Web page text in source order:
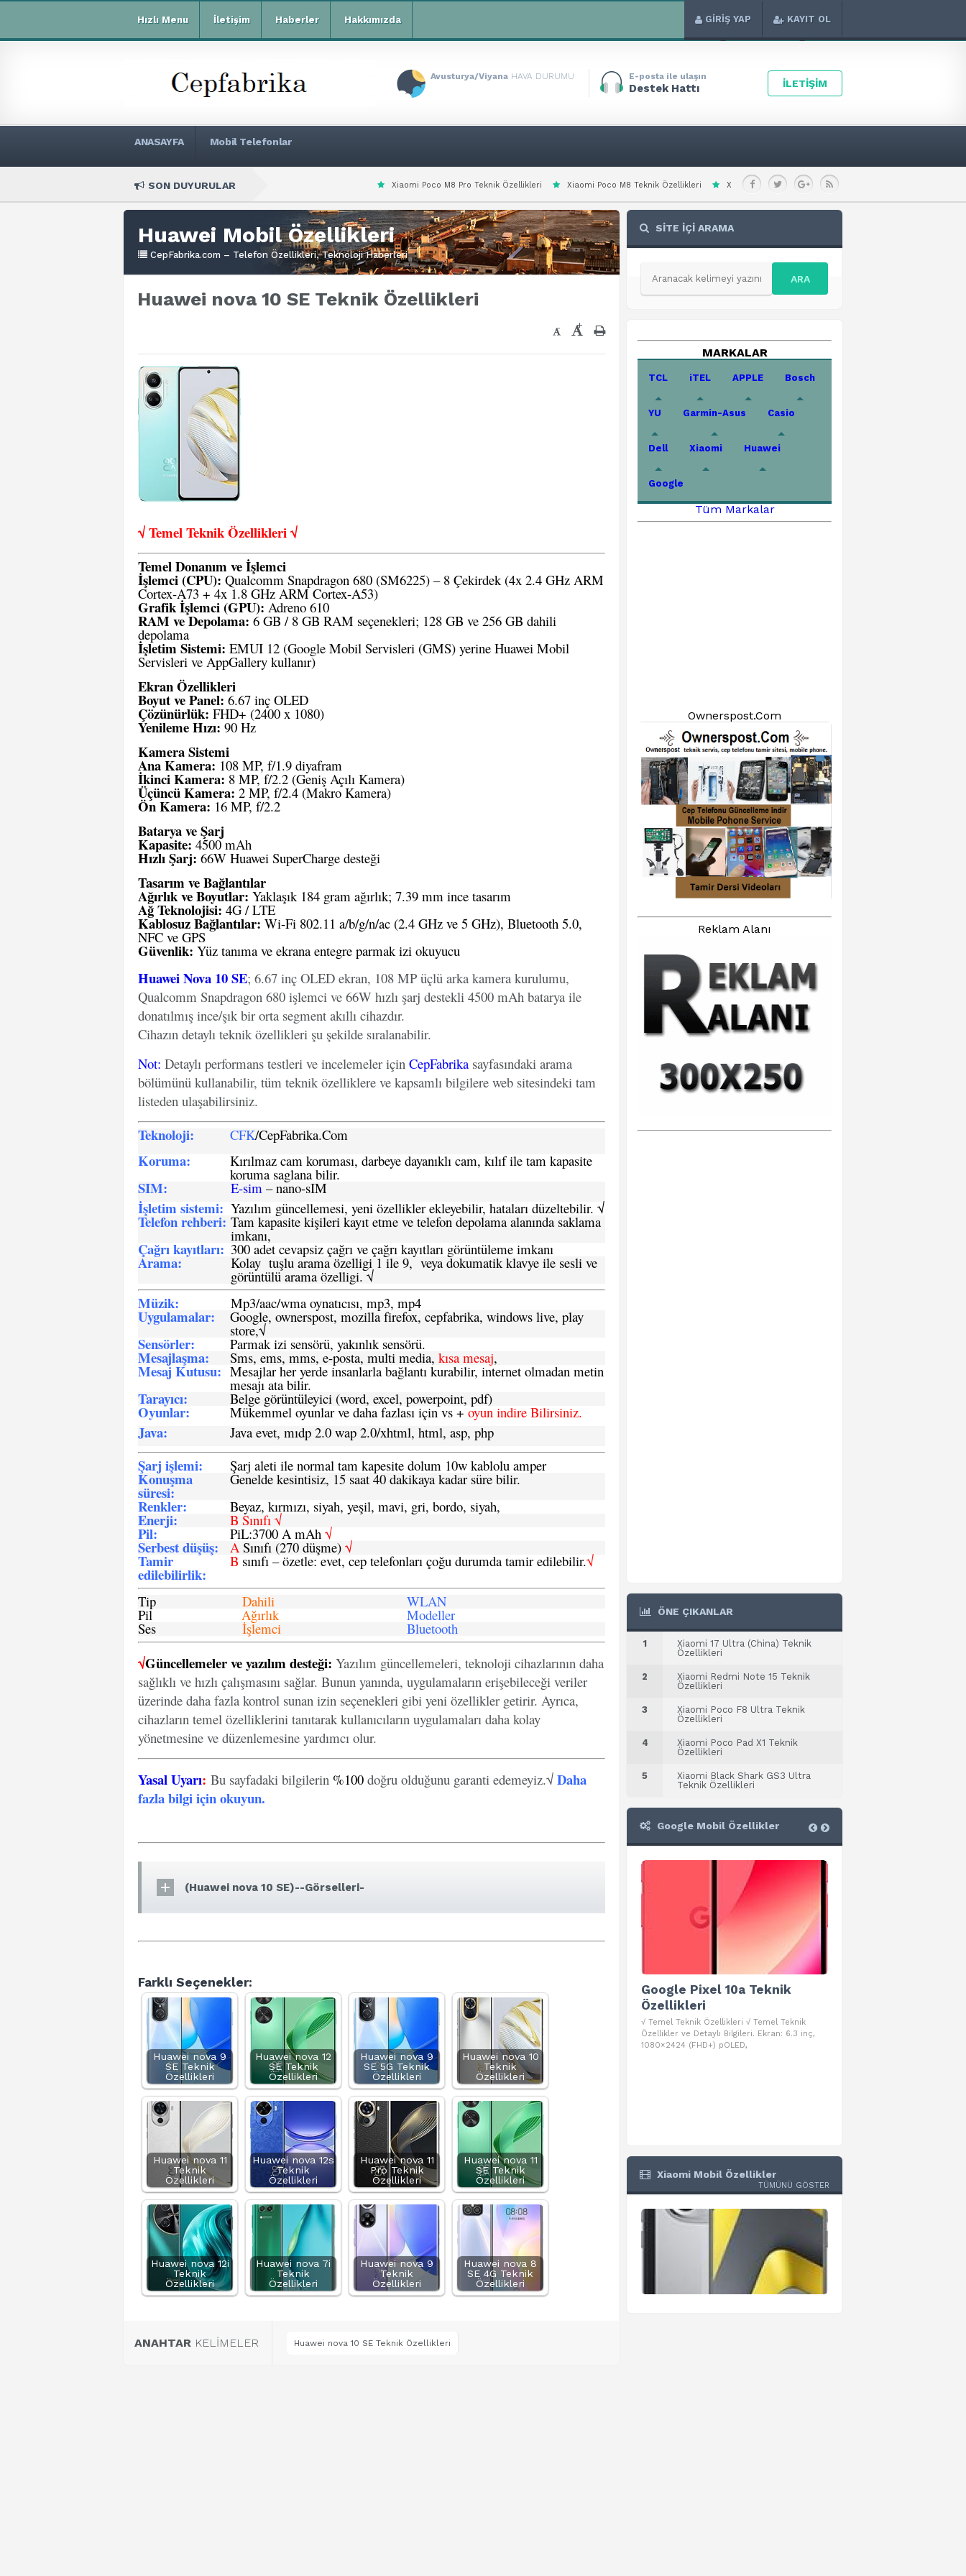
Hızlı Menu İletişim Haberler Hakkımızda GİRİŞ YAP KAYIT OL
Avusturya/Viyana HAVA DURUMU E-posta ile ulaşın
Destek Hattı İLETİŞİM
ANASAYFA Mobil Telefonlar
SON DUYURULAR Xiaomi Poco M8 Pro Teknik Özellikleri Xiaomi Poco M8 Teknik Özellikleri Xiaomi 17 Ultra (China) Teknik Özellikleri Xiaomi Redmi Note 15 Pro+
Huawei Mobil Özellikleri
CepFabrika.com – Telefon Özellikleri, Teknoloji Haberleri
Huawei nova 10 SE Teknik Özellikleri
- +
√ Temel Teknik Özellikleri √
Temel Donanım ve İşlemci
İşlemci (CPU): Qualcomm Snapdragon 680 (SM6225) – 8 Çekirdek (4x 2.4 GHz ARM
Cortex-A73 + 4x 1.8 GHz ARM Cortex-A53)
Grafik İşlemci (GPU): Adreno 610
RAM ve Depolama: 6 GB / 8 GB RAM seçenekleri; 128 GB ve 256 GB dahili
depolama
İşletim Sistemi: EMUI 12 (Google Mobil Servisleri (GMS) yerine Huawei Mobil
Servisleri ve AppGallery kullanır)
Ekran Özellikleri
Boyut ve Panel: 6.67 inç OLED
Çözünürlük: FHD+ (2400 x 1080)
Yenileme Hızı: 90 Hz
Kamera Sistemi
Ana Kamera: 108 MP, f/1.9 diyafram
İkinci Kamera: 8 MP, f/2.2 (Geniş Açılı Kamera)
Üçüncü Kamera: 2 MP, f/2.4 (Makro Kamera)
Ön Kamera: 16 MP, f/2.2
Batarya ve Şarj
Kapasite: 4500 mAh
Hızlı Şarj: 66W Huawei SuperCharge desteği
Tasarım ve Bağlantılar
Ağırlık ve Boyutlar: Yaklaşık 184 gram ağırlık; 7.39 mm ince tasarım
Ağ Teknolojisi: 4G / LTE
Kablosuz Bağlantılar: Wi-Fi 802.11 a/b/g/n/ac (2.4 GHz ve 5 GHz), Bluetooth 5.0,
NFC ve GPS
Güvenlik: Yüz tanıma ve ekrana entegre parmak izi okuyucu
Huawei Nova 10 SE; 6.67 inç OLED ekran, 108 MP üçlü arka kamera kurulumu,
Qualcomm Snapdragon 680 işlemci ve 66W hızlı şarj destekli 4500 mAh batarya ile
donatılmış ince/şık bir orta segment akıllı cihazdır.
Cihazın detaylı teknik özellikleri şu şekilde sıralanabilir.
Not: Detaylı performans testleri ve incelemeler için CepFabrika sayfasındaki arama
bölümünü kullanabilir, tüm teknik özelliklere ve kapsamlı bilgilere web sitesindeki tam
listeden ulaşabilirsiniz.
Teknoloji: CFK/CepFabrika.Com
Koruma: Kırılmaz cam koruması, darbeye dayanıklı cam, kılıf ile tam kapasite
koruma saglana bilir.
SIM: E-sim – nano-sIM
İşletim sistemi: Yazılım güncellemesi, yeni özellikler ekleyebilir, hataları düzeltebilir. √
Telefon rehberi: Tam kapasite kişileri kayıt etme ve telefon depolama alanında saklama
imkanı,
Çağrı kayıtları: 300 adet cevapsiz çağrı ve çağrı kayıtları görüntüleme imkanı
Arama: Kolay tuşlu arama özelligi 1 ile 9, veya dokumatik klavye ile sesli ve
görüntülü arama özelligi. √
Müzik: Mp3/aac/wma oynatıcısı, mp3, mp4
Uygulamalar: Google, ownerspost, mozilla firefox, cepfabrika, windows live, play
store,√
Sensörler: Parmak izi sensörü, yakınlık sensörü.
Mesajlaşma: Sms, ems, mms, e-posta, multi media, kısa mesaj,
Mesaj Kutusu: Mesajlar her yerde insanlarla bağlantı kurabilir, internet olmadan metin
mesajı ata bilir.
Tarayıcı: Belge görüntüleyici (word, excel, powerpoint, pdf)
Oyunlar: Mükemmel oyunlar ve daha fazlası için vs +oyun indire Bilirsiniz.
Java: Java evet, mıdp 2.0 wap 2.0/xhtml, html, asp, php
Şarj işlemi: Şarj aleti ile normal tam kapesite dolum 10w kablolu amper
Konuşma
süresi:
Genelde kesintisiz, 15 saat 40 dakikaya kadar süre bilir.
Renkler: Beyaz, kırmızı, siyah, yeşil, mavi, gri, bordo, siyah,
Enerji: B Sınıfı √
Pil: PiL:3700 A mAh √
Serbest düşüş: ASınıfı (270 düşme) √
Tamir
edilebilirlik:
B sınıfı – özetle: evet, cep telefonları çoğu durumda tamir edilebilir.√
Tip Dahili WLAN
Pil Ağırlık Modeller
Ses İşlemci Bluetooth
√Güncellemeler ve yazılım desteği: Yazılım güncellemeleri, teknoloji cihazlarının daha
sağlıklı ve hızlı çalışmasını sağlar. Bunun yanında, uygulamaların erişebileceği veriler
üzerinde daha fazla kontrol sunan izin seçenekleri gibi yeni özellikler getirir. Ayrıca,
cihazların temel özelliklerini tanıtarak kullanıcıların uygulamaları daha kolay
yönetmesine ve düzenlemesine yardımcı olur.
Yasal Uyarı: Bu sayfadaki bilgilerin %100 doğru olduğunu garanti edemeyiz.√ Daha
fazla bilgi için okuyun.
(Huawei nova 10 SE)--Görselleri-
Farklı Seçenekler:
Huawei nova 9
SE Teknik
Özellikleri
Huawei nova 12
SE Teknik
Özellikleri
Huawei nova 9
SE 5G Teknik
Özellikleri
Huawei nova 10
Teknik
Özellikleri
Huawei nova 11
Teknik
Özellikleri
Huawei nova 12s
Teknik
Özellikleri
Huawei nova 11
Pro Teknik
Özellikleri
Huawei nova 11
SE Teknik
Özellikleri
Huawei nova 12i
Teknik
Özellikleri
Huawei nova 7i
Teknik
Özellikleri
Huawei nova 9
Teknik
Özellikleri
Huawei nova 8
SE 4G Teknik
Özellikleri
ANAHTAR KELİMELER Huawei nova 10 SE Teknik Özellikleri
SİTE İÇİ ARAMA
ARA
MARKALAR
TCL iTEL APPLE Bosch
YU Garmin-Asus Casio
Dell Xiaomi Huawei
Google
Tüm Markalar
Ownerspost.Com
Reklam Alanı
ÖNE ÇIKANLAR
1
Xiaomi 17 Ultra (China) Teknik
Özellikleri
2
Xiaomi Redmi Note 15 Teknik
Özellikleri
3
Xiaomi Poco F8 Ultra Teknik
Özellikleri
4
Xiaomi Poco Pad X1 Teknik
Özellikleri
5
Xiaomi Black Shark GS3 Ultra
Teknik Özellikleri
Google Mobil Özellikler
Google Pixel 10 Pro Teknik
Özellikleri
√ Temel Teknik Özellikleri √ Temel Teknik
Özellikler ve Detaylı Bilgileri. Ekran: 6.3 inç,
1280 x 2856 piksel, 120 Hz LTPO
Google Pixel 10a Teknik
Özellikleri
√ Temel Teknik Özellikleri √ Temel Teknik
Özellikler ve Detaylı Bilgileri. Ekran: 6.3 inç,
1080×2424 (FHD+) pOLED,
Xiaomi Mobil Özellikler
TÜMÜNÜ GÖSTER